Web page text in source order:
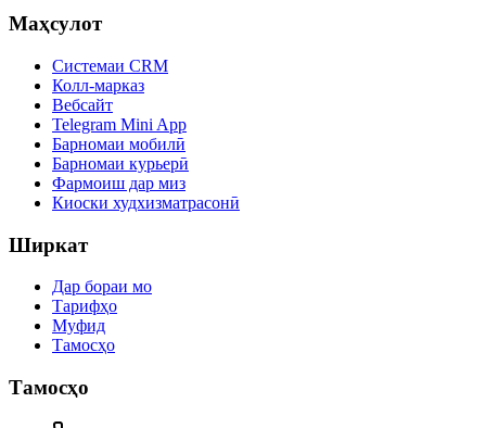
Маҳсулот
Системаи CRM
Колл-марказ
Вебсайт
Telegram Mini App
Барномаи мобилӣ
Барномаи курьерӣ
Фармоиш дар миз
Киоски худхизматрасонӣ
Ширкат
Дар бораи мо
Тарифҳо
Муфид
Тамосҳо
Тамосҳо